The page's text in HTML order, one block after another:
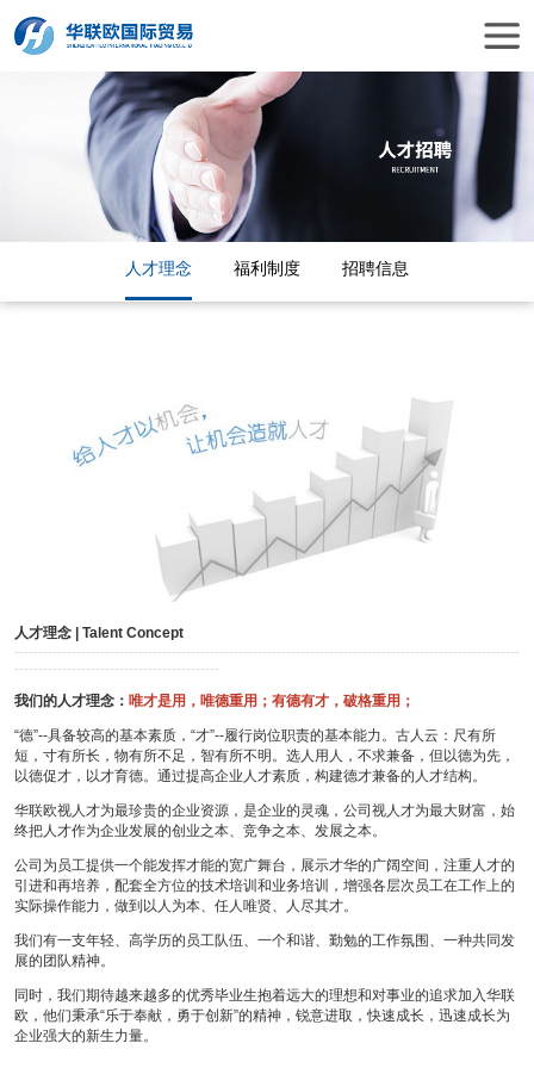
人才理念 福利制度 招聘信息
人才理念 | Talent Concept
----------------------------------------------------------------------------------------------------------
-------------------------------------------
我们的人才理念： 唯才是用，唯德重用；有德有才，破格重用；
“德”--具备较高的基本素质，“才”--履行岗位职责的基本能力。古人云：尺有所
短，寸有所长，物有所不足，智有所不明。选人用人，不求兼备，但以德为先，
以德促才，以才育德。通过提高企业人才素质，构建德才兼备的人才结构。
华联欧视人才为最珍贵的企业资源，是企业的灵魂，公司视人才为最大财富，始
终把人才作为企业发展的创业之本、竞争之本、发展之本。
公司为员工提供一个能发挥才能的宽广舞台，展示才华的广阔空间，注重人才的
引进和再培养，配套全方位的技术培训和业务培训，增强各层次员工在工作上的
实际操作能力，做到以人为本、任人唯贤、人尽其才。
我们有一支年轻、高学历的员工队伍、一个和谐、勤勉的工作氛围、一种共同发
展的团队精神。
同时，我们期待越来越多的优秀毕业生抱着远大的理想和对事业的追求加入华联
欧，他们秉承“乐于奉献，勇于创新”的精神，锐意进取，快速成长，迅速成长为
企业强大的新生力量。